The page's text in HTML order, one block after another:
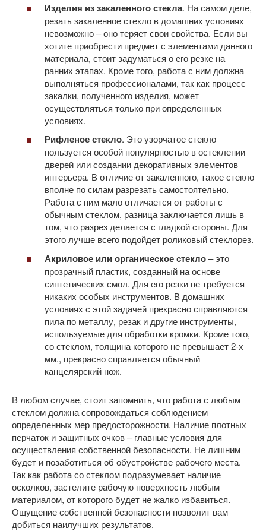
Изделия из закаленного стекла. На самом деле,
резать закаленное стекло в домашних условиях
невозможно – оно теряет свои свойства. Если вы
хотите приобрести предмет с элементами данного
материала, стоит задуматься о его резке на
ранних этапах. Кроме того, работа с ним должна
выполняться профессионалами, так как процесс
закалки, полученного изделия, может
осуществляться только при определенных
условиях.
Рифленое стекло. Это узорчатое стекло
пользуется особой популярностью в остеклении
дверей или создании декоративных элементов
интерьера. В отличие от закаленного, такое стекло
вполне по силам разрезать самостоятельно.
Работа с ним мало отличается от работы с
обычным стеклом, разница заключается лишь в
том, что разрез делается с гладкой стороны. Для
этого лучше всего подойдет роликовый стеклорез.
Акриловое или органическое стекло– это
прозрачный пластик, созданный на основе
синтетических смол. Для его резки не требуется
никаких особых инструментов. В домашних
условиях с этой задачей прекрасно справляются
пила по металлу, резак и другие инструменты,
используемые для обработки кромки. Кроме того,
со стеклом, толщина которого не превышает 2-х
мм., прекрасно справляется обычный
канцелярский нож.
В любом случае, стоит запомнить, что работа с любым
стеклом должна сопровождаться соблюдением
определенных мер предосторожности. Наличие плотных
перчаток и защитных очков – главные условия для
осуществления собственной безопасности. Не лишним
будет и позаботиться об обустройстве рабочего места.
Так как работа со стеклом подразумевает наличие
осколков, застелите рабочую поверхность любым
материалом, от которого будет не жалко избавиться.
Ощущение собственной безопасности позволит вам
добиться наилучших результатов.